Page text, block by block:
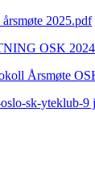
2025.pdf
OSK
Årsmøte
sk-yteklub-9